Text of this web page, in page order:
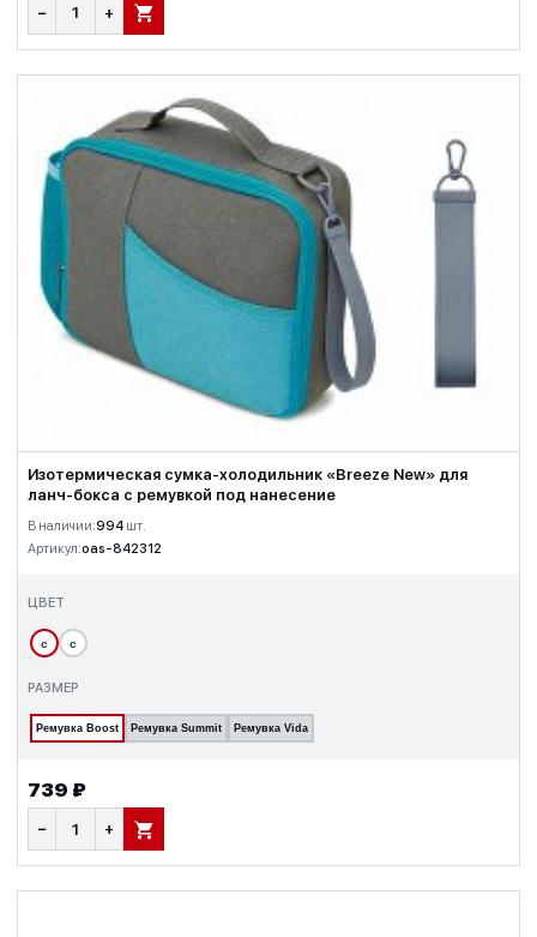
− + В КОРЗИНУ
Изотермическая сумка-холодильник «Breeze New» для
ланч-бокса с ремувкой под нанесение
В наличии:994 шт.
Артикул:oas-842312
ЦВЕТ
с с
РАЗМЕР
Ремувка Boost Ремувка Summit Ремувка Vida
739 ₽
− + В КОРЗИНУ